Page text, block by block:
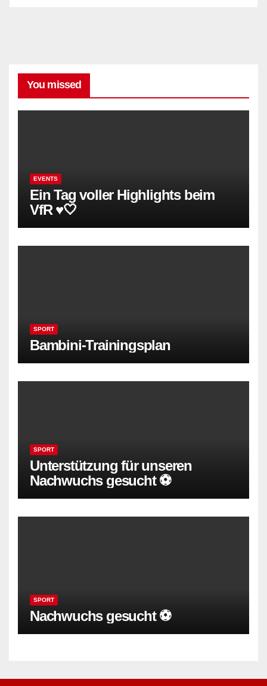
You missed
EVENTS
Ein Tag voller Highlights beim
VfR ♥️🤍
SPORT
Bambini-Trainingsplan
SPORT
Unterstützung für unseren
Nachwuchs gesucht ⚽
SPORT
Nachwuchs gesucht ⚽